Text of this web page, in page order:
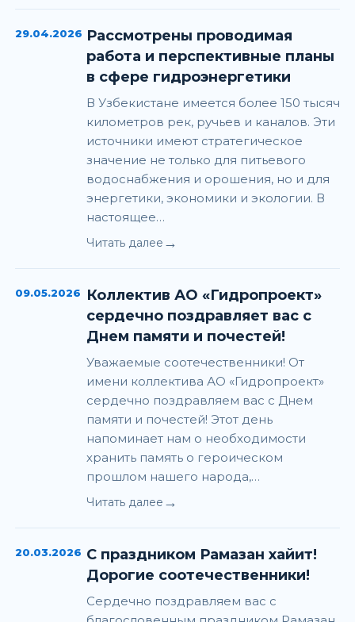
29.04.2026 Рассмотрены проводимая
работа и перспективные планы
в сфере гидроэнергетики
В Узбекистане имеется более 150 тысяч
километров рек, ручьев и каналов. Эти
источники имеют стратегическое
значение не только для питьевого
водоснабжения и орошения, но и для
энергетики, экономики и экологии. В
настоящее…
Читать далее →
09.05.2026
Коллектив АО «Гидропроект»
сердечно поздравляет вас с
Днем памяти и почестей!
Уважаемые соотечественники! От
имени коллектива АО «Гидропроект»
сердечно поздравляем вас с Днем
памяти и почестей! Этот день
напоминает нам о необходимости
хранить память о героическом
прошлом нашего народа,…
Читать далее →
20.03.2026 С праздником Рамазан хайит!
Дорогие соотечественники!
Сердечно поздравляем вас с